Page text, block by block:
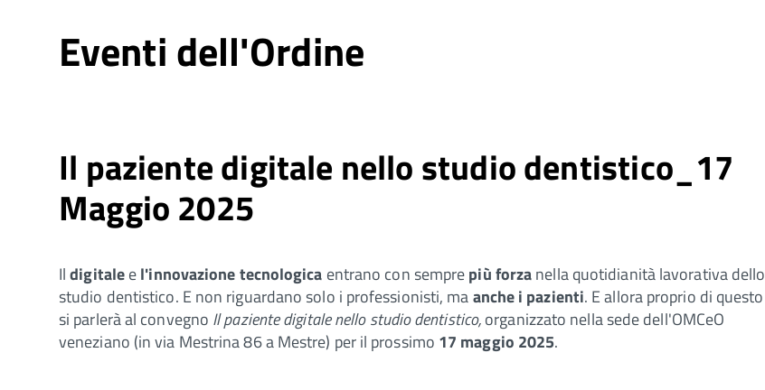
Eventi dell'Ordine
Il paziente digitale nello studio dentistico_17
Maggio 2025
Ildigitaleel'innovazione tecnologica entrano con semprepiù forzanella quotidianità lavorativa dello
studio dentistico. E non riguardano solo i professionisti, maanche i pazienti. E allora proprio di questo
si parlerà al convegno Il paziente digitale nello studio dentistico,organizzato nella sede dell'OMCeO
veneziano (in via Mestrina 86 a Mestre) per il prossimo 17 maggio 2025.